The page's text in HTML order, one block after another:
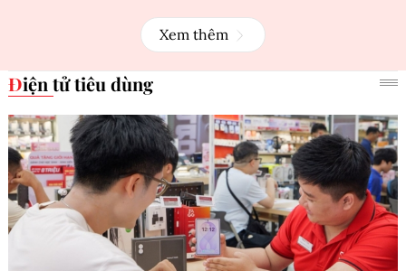
Xem thêm
Điện tử tiêu dùng